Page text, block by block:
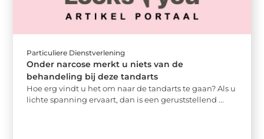
Particuliere Dienstverlening
Onder narcose merkt u niets van de
behandeling bij deze tandarts
Hoe erg vindt u het om naar de tandarts te gaan? Als u
lichte spanning ervaart, dan is een geruststellend ...